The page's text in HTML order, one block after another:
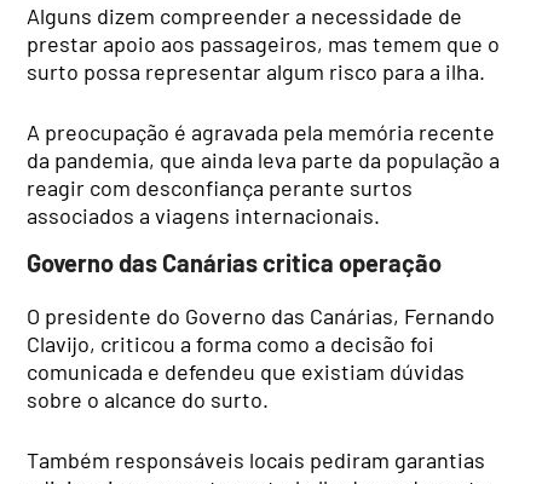
Alguns dizem compreender a necessidade de
prestar apoio aos passageiros, mas temem que o
surto possa representar algum risco para a ilha.
A preocupação é agravada pela memória recente
da pandemia, que ainda leva parte da população a
reagir com desconfiança perante surtos
associados a viagens internacionais.
Governo das Canárias critica operação
O presidente do Governo das Canárias, Fernando
Clavijo, criticou a forma como a decisão foi
comunicada e defendeu que existiam dúvidas
sobre o alcance do surto.
Também responsáveis locais pediram garantias